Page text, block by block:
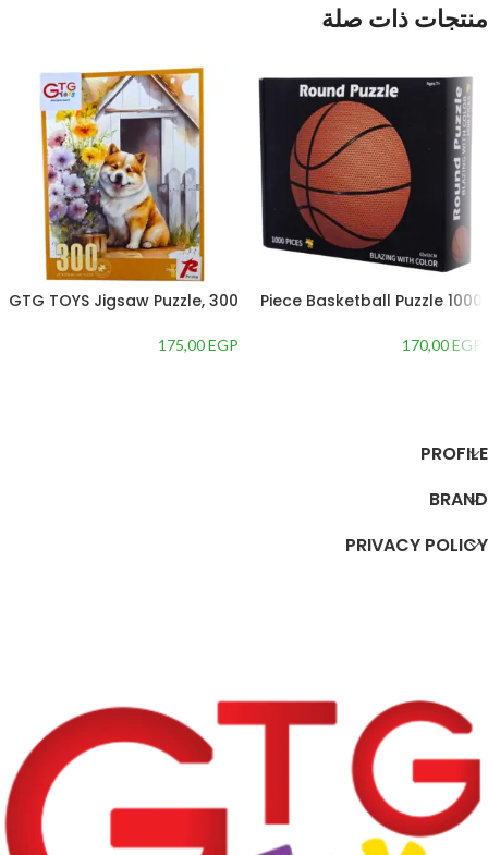
منتجات ذات صلة
1000 Piece Basketball Puzzle
170,00EGP
GTG TOYS Jigsaw Puzzle, 300
175,00EGP
PROFILE
BRAND
PRIVACY POLICY